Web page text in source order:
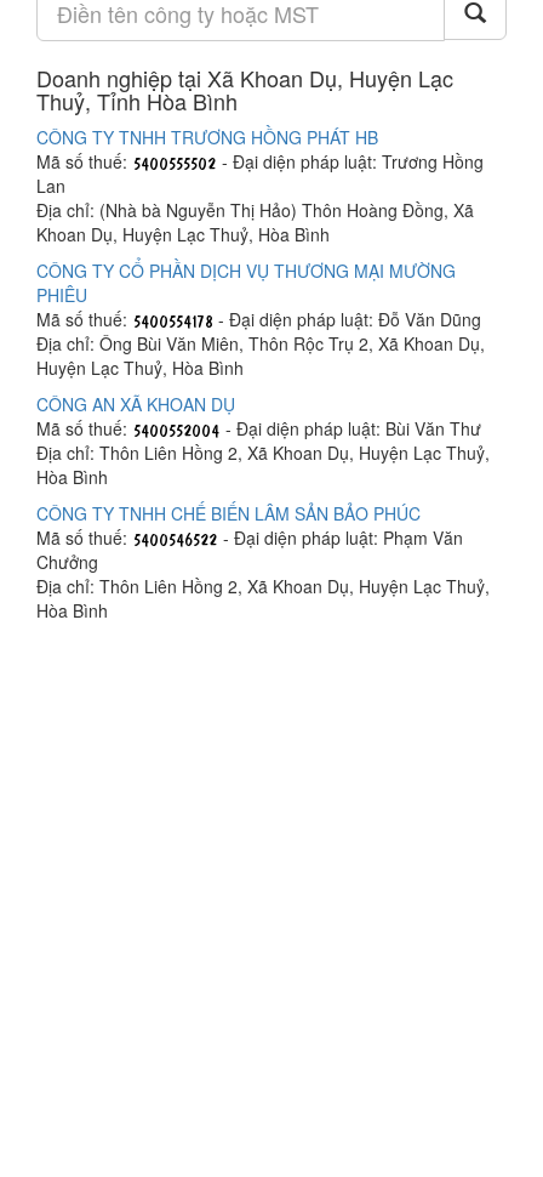
Doanh nghiệp tại Xã Khoan Dụ, Huyện Lạc
Thuỷ, Tỉnh Hòa Bình
CÔNG TY TNHH TRƯƠNG HỒNG PHÁT HB
Mã số thuế:
- Đại diện pháp luật: Trương Hồng
Lan
Địa chỉ: (Nhà bà Nguyễn Thị Hảo) Thôn Hoàng Đồng, Xã
Khoan Dụ, Huyện Lạc Thuỷ, Hòa Bình
CÔNG TY CỔ PHẦN DỊCH VỤ THƯƠNG MẠI MƯỜNG
PHIÊU
Mã số thuế:
- Đại diện pháp luật: Đỗ Văn Dũng
Địa chỉ: Ông Bùi Văn Miên, Thôn Rộc Trụ 2, Xã Khoan Dụ,
Huyện Lạc Thuỷ, Hòa Bình
CÔNG AN XÃ KHOAN DỤ
Mã số thuế:
- Đại diện pháp luật: Bùi Văn Thư
Địa chỉ: Thôn Liên Hồng 2, Xã Khoan Dụ, Huyện Lạc Thuỷ,
Hòa Bình
CÔNG TY TNHH CHẾ BIẾN LÂM SẢN BẢO PHÚC
Mã số thuế:
- Đại diện pháp luật: Phạm Văn
Chưởng
Địa chỉ: Thôn Liên Hồng 2, Xã Khoan Dụ, Huyện Lạc Thuỷ,
Hòa Bình